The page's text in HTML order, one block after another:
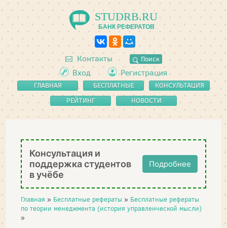
STUDRB.RU
БАНК РЕФЕРАТОВ
Контакты Поиск
Вход Регистрация
ГЛАВНАЯ
БЕСПЛАТНЫЕ
РЕФЕРАТЫ
КОНСУЛЬТАЦИЯ
РЕЙТИНГ
НОВОСТИ
Консультация и
поддержка студентов
в учёбе
Подробнее
Главная » Бесплатные рефераты » Бесплатные рефераты
по теории менеджмента (история управленческой мысли)
»